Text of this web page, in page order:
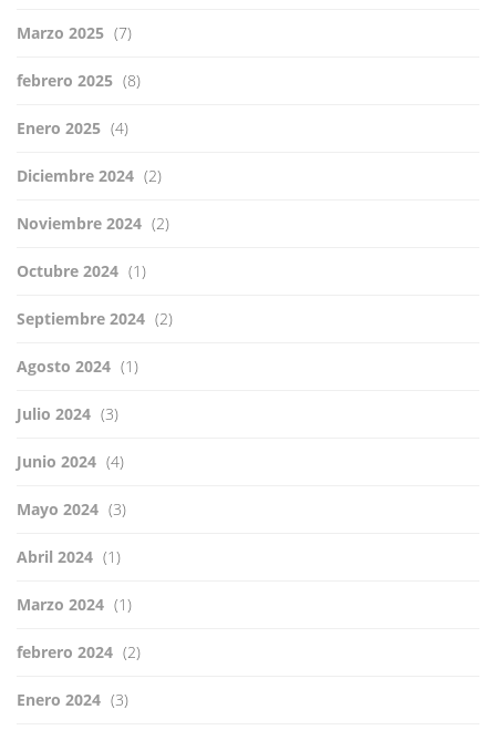
Marzo 2025 (7)
febrero 2025 (8)
Enero 2025 (4)
Diciembre 2024 (2)
Noviembre 2024 (2)
Octubre 2024 (1)
Septiembre 2024 (2)
Agosto 2024 (1)
Julio 2024 (3)
Junio 2024 (4)
Mayo 2024 (3)
Abril 2024 (1)
Marzo 2024 (1)
febrero 2024 (2)
Enero 2024 (3)